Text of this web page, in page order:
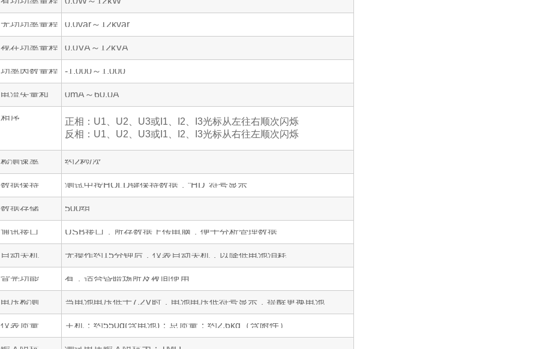
无功功率量程 0.0var～12kvar
视在功率量程 0.0VA～12kVA
功率因数量程 -1.000～1.000
电流矢量和 0mA～60.0A
相序
正相：U1、U2、U3或I1、I2、I3光标从左往右顺次闪烁
反相：U1、U2、U3或I1、I2、I3光标从右往左顺次闪烁
检测速率 约2秒/次
数据保持 测试中按HOLD键保持数据，“HD"符号显示
数据存储 500组
通讯接口 USB接口，所存数据上传电脑，便于分析管理数据
自动关机 无操作约15分钟后，仪表自动关机，以降低电池消耗
背光功能 有，适合昏暗场所及夜间使用
电压检测 当电池电压低于7.2V时，电池电压低符号显示，提醒更换电池
仪表质量 主机：约550g(含电池)；总质量：约2.6kg（含附件）